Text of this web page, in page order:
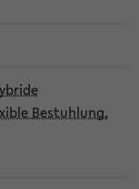
Bestuhlung,